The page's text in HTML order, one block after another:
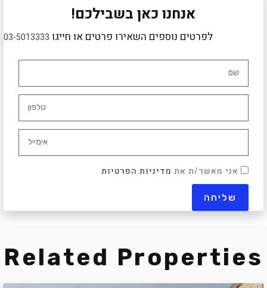
אנחנו כאן בשבילכם!
לפרטים נוספים השאירו פרטים או חייגו 03-5013333
אני מאשר/ת את מדיניות הפרטיות
Related Properties